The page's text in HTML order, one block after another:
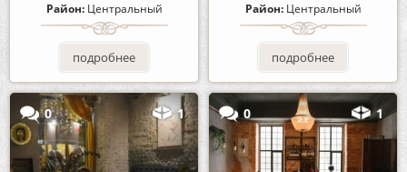
Район: Центральный
подробнее
Район: Центральный
подробнее
0 1 0 1